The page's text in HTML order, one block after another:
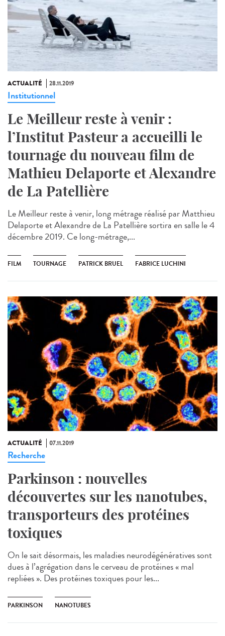
ACTUALITÉ 28.11.2019
Institutionnel
Le Meilleur reste à venir :
l’Institut Pasteur a accueilli le
tournage du nouveau film de
Mathieu Delaporte et Alexandre
de La Patellière
Le Meilleur reste à venir, long métrage réalisé par Matthieu
Delaporte et Alexandre de La Patellière sortira en salle le 4
décembre 2019. Ce long-métrage,...
FILM TOURNAGE PATRICK BRUEL FABRICE LUCHINI
ACTUALITÉ 07.11.2019
Recherche
Parkinson : nouvelles
découvertes sur les nanotubes,
transporteurs des protéines
toxiques
On le sait désormais, les maladies neurodégénératives sont
dues à l’agrégation dans le cerveau de protéines « mal
repliées ». Des protéines toxiques pour les...
PARKINSON NANOTUBES